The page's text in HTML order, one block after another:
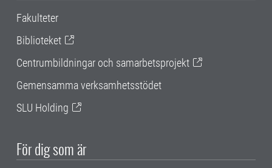
Fakulteter
Biblioteket
Centrumbildningar och samarbetsprojekt
Gemensamma verksamhetsstödet
SLU Holding
För dig som är